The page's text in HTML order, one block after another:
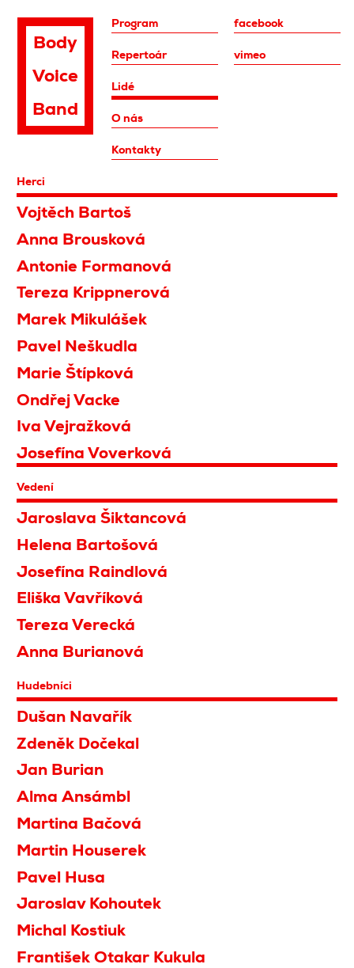
Body
Voice
Band
Program
Repertoár
Lidé
O nás
Kontakty
facebook
vimeo
Herci
Vojtěch Bartoš
Anna Brousková
Antonie Formanová
Tereza Krippnerová
Marek Mikulášek
Pavel Neškudla
Marie Štípková
Ondřej Vacke
Iva Vejražková
Josefína Voverková
Vedení
Jaroslava Šiktancová
Helena Bartošová
Josefína Raindlová
Eliška Vavříková
Tereza Verecká
Anna Burianová
Hudebníci
Dušan Navařík
Zdeněk Dočekal
Jan Burian
Alma Ansámbl
Martina Bačová
Martin Houserek
Pavel Husa
Jaroslav Kohoutek
Michal Kostiuk
František Otakar Kukula